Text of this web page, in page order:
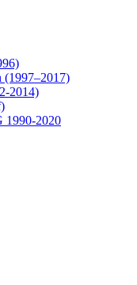
(1997–2017)
2014)
1990-2020